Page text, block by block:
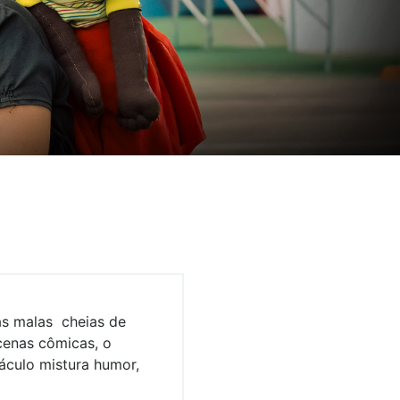
malas cheias de
cômicas, o
mistura humor,